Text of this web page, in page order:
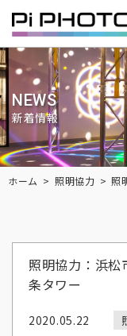
NEWS
新着情報
Breadcrumbs
ホーム 照明協力
照明協力：浜松
条タワー
2020.05.22